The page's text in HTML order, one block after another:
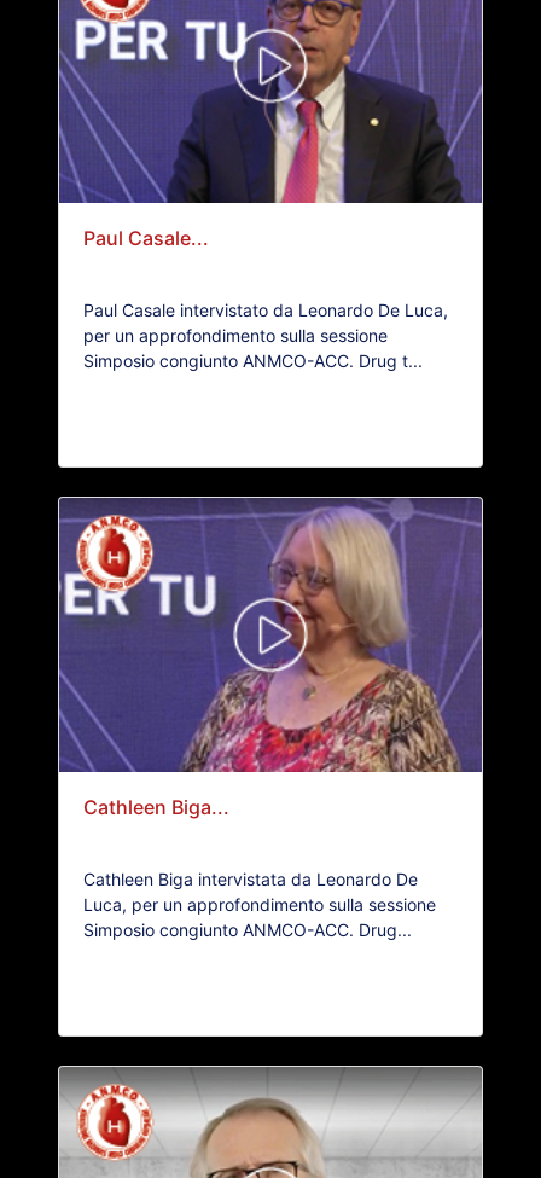
Paul Casale...
Paul Casale intervistato da Leonardo De Luca,
per un approfondimento sulla sessione
Simposio congiunto ANMCO-ACC. Drug t...
Cathleen Biga...
Cathleen Biga intervistata da Leonardo De
Luca, per un approfondimento sulla sessione
Simposio congiunto ANMCO-ACC. Drug...